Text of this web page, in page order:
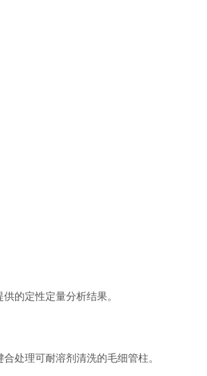
的定性定量分析结果。
处理可耐溶剂清洗的毛细管柱。